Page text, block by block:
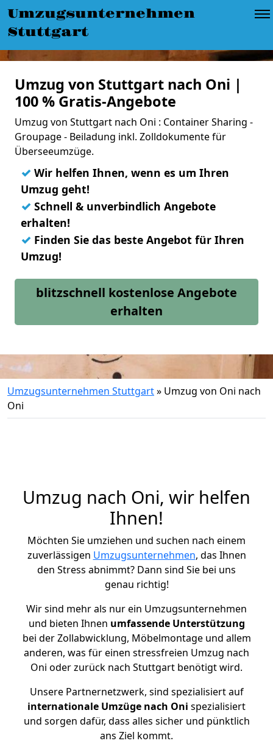
Umzugsunternehmen
Stuttgart
Umzug von Stuttgart nach Oni |
100 % Gratis-Angebote
Umzug von Stuttgart nach Oni : Container Sharing -
Groupage - Beiladung inkl. Zolldokumente für
Überseeumzüge.
✓ Wir helfen Ihnen, wenn es um Ihren
Umzug geht!
✓ Schnell & unverbindlich Angebote
erhalten!
✓ Finden Sie das beste Angebot für Ihren
Umzug!
blitzschnell kostenlose Angebote
erhalten
Umzugsunternehmen Stuttgart» Umzug von Oni nach
Oni
Umzug nach Oni, wir helfen
Ihnen!
Möchten Sie umziehen und suchen nach einem
zuverlässigen Umzugsunternehmen, das Ihnen
den Stress abnimmt? Dann sind Sie bei uns
genau richtig!
Wir sind mehr als nur ein Umzugsunternehmen
und bieten Ihnen umfassende Unterstützung
bei der Zollabwicklung, Möbelmontage und allem
anderen, was für einen stressfreien Umzug nach
Oni oder zurück nach Stuttgart benötigt wird.
Unsere Partnernetzwerk, sind spezialisiert auf
internationale Umzüge nach Oni spezialisiert
und sorgen dafür, dass alles sicher und pünktlich
ans Ziel kommt.